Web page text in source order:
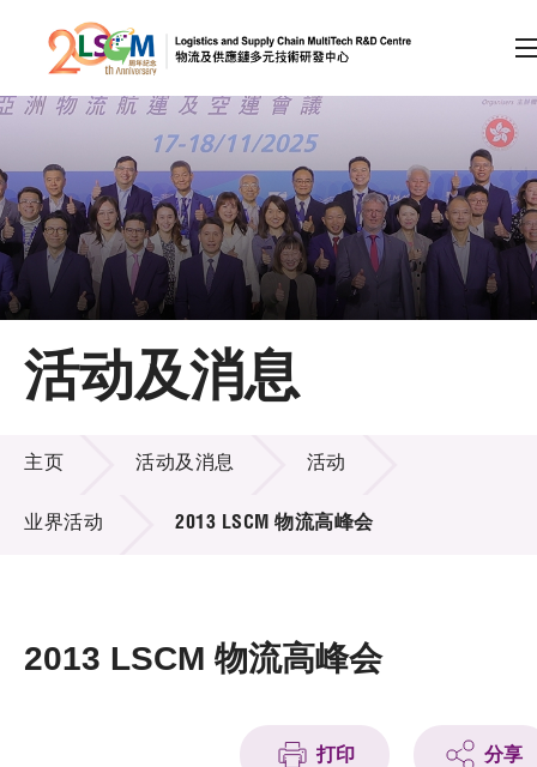
跳到内容（按回车键）
会员登录
A A EN 繁 简
主页
关于LSCM
技术商品化
项目及资助计划
活动及消息
活动及消息
活动及消息
主页 活动及消息 活动
业界活动 2013 LSCM 物流高峰会
2013 LSCM 物流高峰会
打印 分享